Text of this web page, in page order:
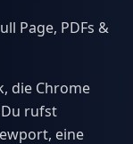
Page, PDFs &
die Chrome
rufst
eine